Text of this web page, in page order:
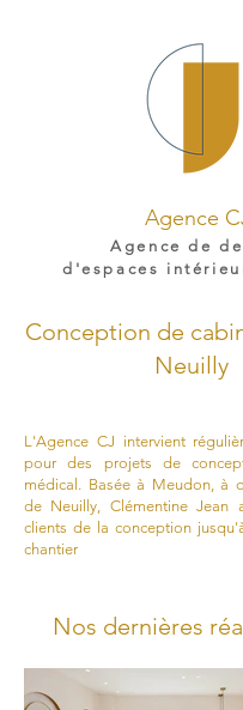
Agence
Agence de
d'espaces
Conception de
Neuilly
L'Agence CJ intervient
pour des projets de
médical. Basée à Meudon, à
de Neuilly, Clémentine Jean
clients de la conception
chantier
Nos dernières